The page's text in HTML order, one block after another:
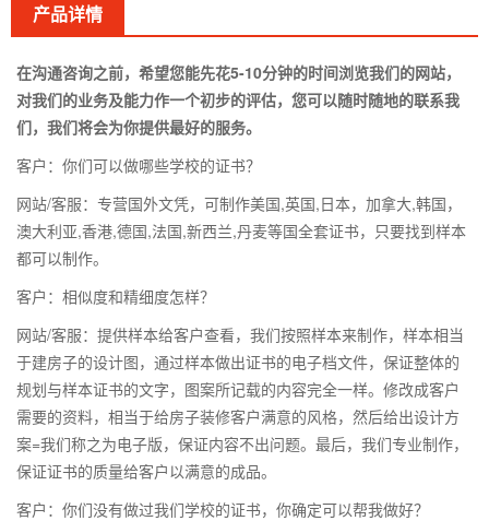
产品详情
在沟通咨询之前，希望您能先花5-10分钟的时间浏览我们的网站，
对我们的业务及能力作一个初步的评估，您可以随时随地的联系我
们，我们将会为你提供最好的服务。
客户：你们可以做哪些学校的证书？
网站/客服：专营国外文凭，可制作美国,英国,日本，加拿大,韩国，
澳大利亚,香港,德国,法国,新西兰,丹麦等国全套证书，只要找到样本
都可以制作。
客户：相似度和精细度怎样？
网站/客服：提供样本给客户查看，我们按照样本来制作，样本相当
于建房子的设计图，通过样本做出证书的电子档文件，保证整体的
规划与样本证书的文字，图案所记载的内容完全一样。修改成客户
需要的资料，相当于给房子装修客户满意的风格，然后给出设计方
案=我们称之为电子版，保证内容不出问题。最后，我们专业制作，
保证证书的质量给客户以满意的成品。
客户：你们没有做过我们学校的证书，你确定可以帮我做好？